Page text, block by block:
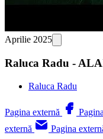
Aprilie 2025
Raluca Radu -
Raluca Radu
Pagina externă
externă
Pagina